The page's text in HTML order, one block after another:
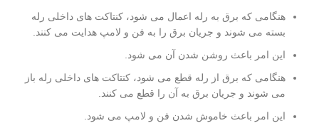
هنگامی که برق به رله اعمال می شود، کنتاکت های داخلی رله
بسته می شوند و جریان برق را به فن و لامپ هدایت می کنند.
این امر باعث روشن شدن آن می شود.
هنگامی که برق از رله قطع می شود، کنتاکت های داخلی رله باز
می شوند و جریان برق به آن را قطع می کنند.
این امر باعث خاموش شدن فن و لامپ می شود.